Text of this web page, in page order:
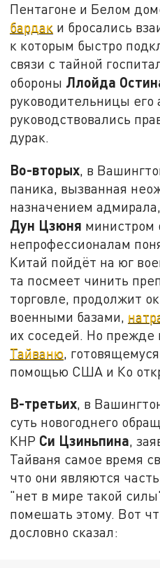
Пентагоне и Белом
бардак и бросались
к которым быстро
связи с тайной
обороны Ллойда
руководительницы его
руководствовались
дурак.
Во-вторых, в
паника, вызванная
назначением
Дун Цзюня министром
непрофессионалам
Китай пойдёт на юг
та посмеет чинить
торговле, продолжит
военными базами,
их соседей. Но прежде
Тайваню,
помощью США и Ко
В-третьих, в
суть новогоднего
КНР Си Цзиньпина,
Тайваня самое время
что они являются
"нет в мире такой
помешать этому. Вот
дословно сказал: